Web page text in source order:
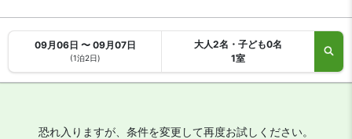
いただけます。加湿空気清浄機を全室完備。
ホテルランタナ 那覇国際通り は全室禁煙です。指定の喫煙スペース
があります。
09月06日 〜 09月07日
(1泊2日)
大人2名・子ども0名
1室
恐れ入りますが、条件を変更して再度お試しください。